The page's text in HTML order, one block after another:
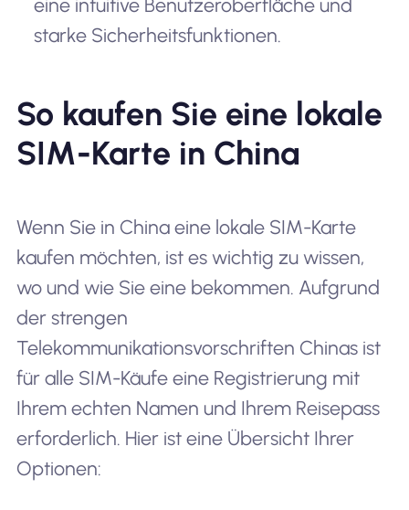
eine intuitive Benutzeroberfläche und
starke Sicherheitsfunktionen.
So kaufen Sie eine lokale
SIM-Karte in China
Wenn Sie in China eine lokale SIM-Karte
kaufen möchten, ist es wichtig zu wissen,
wo und wie Sie eine bekommen. Aufgrund
der strengen
Telekommunikationsvorschriften Chinas ist
für alle SIM-Käufe eine Registrierung mit
Ihrem echten Namen und Ihrem Reisepass
erforderlich. Hier ist eine Übersicht Ihrer
Optionen: